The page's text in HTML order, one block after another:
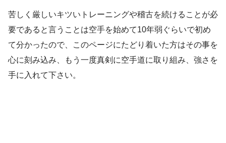
苦しく厳しいキツいトレーニングや稽古を続けることが必
要であると言うことは空手を始めて10年弱ぐらいで初め
て分かったので、このページにたどり着いた方はその事を
心に刻み込み、もう一度真剣に空手道に取り組み、強さを
手に入れて下さい。